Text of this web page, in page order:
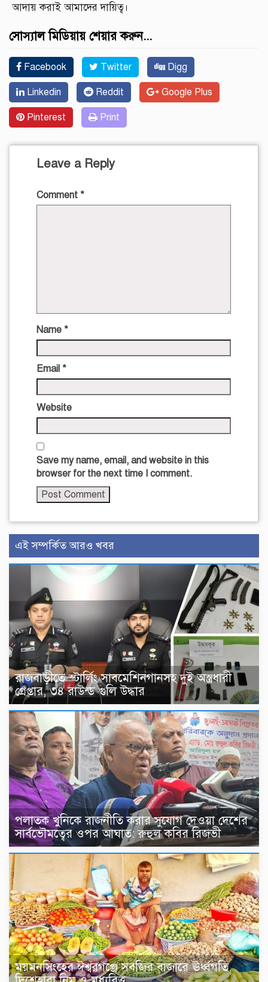
আদায় করাই আমাদের দায়িত্ব।
সোস্যাল মিডিয়ায় শেয়ার করুন...
Facebook Twitter Digg
Linkedin Reddit Google Plus
Pinterest Print
Leave a Reply
Comment *
Name *
Email *
Website
Save my name, email, and website in this
browser for the next time I comment.
এই সম্পর্কিত আরও খবর
রাজবাড়ীতে স্টার্লিং সাবমেশিনগানসহ দুই অস্ত্রধারী
গ্রেপ্তার, ৩৪ রাউন্ড গুলি উদ্ধার
পলাতক খুনিকে রাজনীতি করার সুযোগ দেওয়া দেশের
সার্বভৌমত্বের ওপর আঘাত: রুহুল কবির রিজভী
ময়মনসিংহের ঈশ্বরগঞ্জে সবজির বাজারে ঊর্ধ্বগতি,